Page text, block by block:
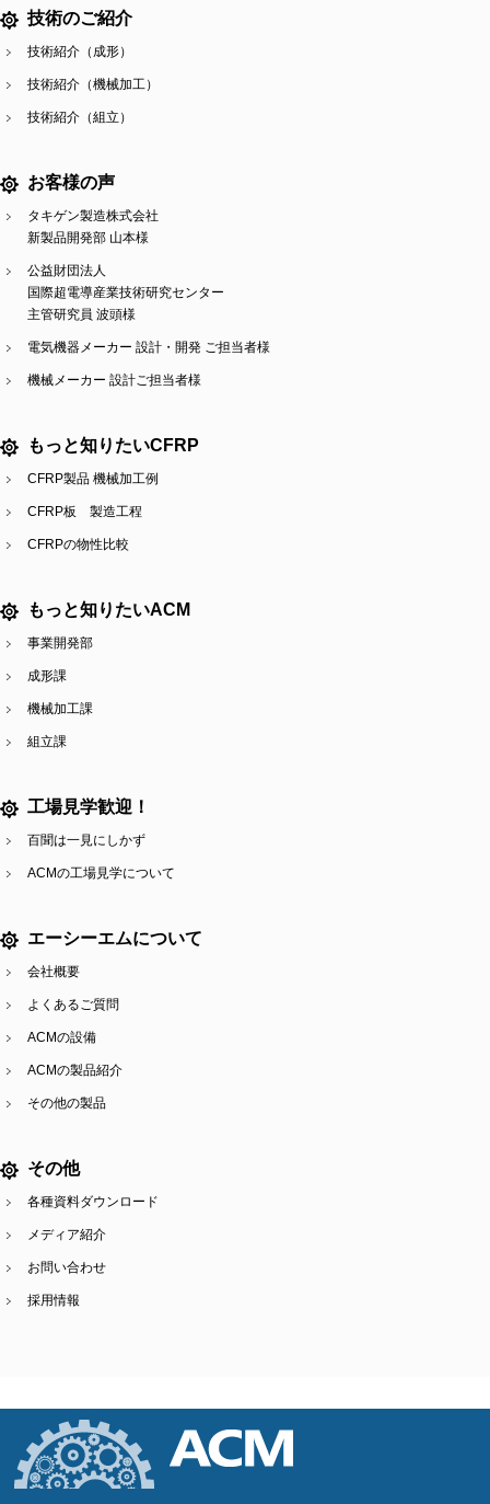
技術のご紹介
技術紹介（成形）
技術紹介（機械加工）
技術紹介（組立）
お客様の声
タキゲン製造株式会社
新製品開発部 山本様
公益財団法人
国際超電導産業技術研究センター
主管研究員 波頭様
電気機器メーカー 設計・開発 ご担当者様
機械メーカー 設計ご担当者様
もっと知りたいCFRP
CFRP製品 機械加工例
CFRP板 製造工程
CFRPの物性比較
もっと知りたいACM
事業開発部
成形課
機械加工課
組立課
工場見学歓迎！
百聞は一見にしかず
ACMの工場見学について
エーシーエムについて
会社概要
よくあるご質問
ACMの設備
ACMの製品紹介
その他の製品
その他
各種資料ダウンロード
メディア紹介
お問い合わせ
採用情報